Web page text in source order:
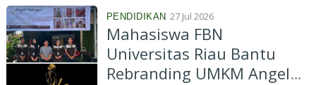
PENDIDIKAN 27 Jul 2026
Mahasiswa FBN
Universitas Riau Bantu
Rebranding UMKM Angel